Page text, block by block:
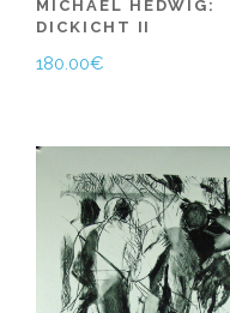
MICHAEL HEDWIG:
DICKICHT II
180.00€